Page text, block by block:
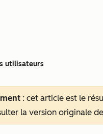
utilisateurs
: cet article est le
la version originale